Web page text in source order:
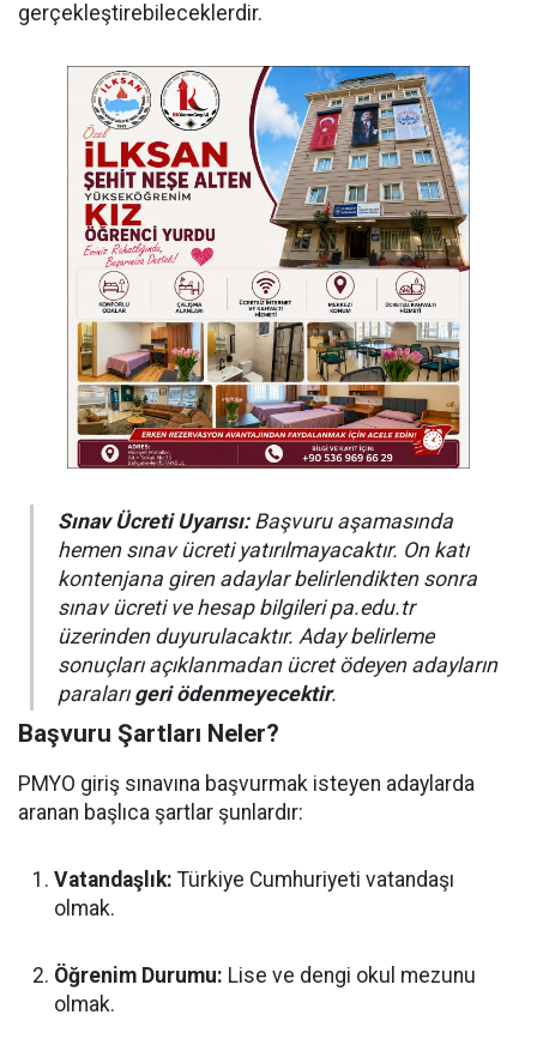
gerçekleştirebileceklerdir.
Sınav Ücreti Uyarısı:Başvuru aşamasında
hemen sınav ücreti yatırılmayacaktır. On katı
kontenjana giren adaylar belirlendikten sonra
sınav ücreti ve hesap bilgileri pa.edu.tr
üzerinden duyurulacaktır. Aday belirleme
sonuçları açıklanmadan ücret ödeyen adayların
paraları geri ödenmeyecektir.
Başvuru Şartları Neler?
PMYO giriş sınavına başvurmak isteyen adaylarda
aranan başlıca şartlar şunlardır:
Vatandaşlık: Türkiye Cumhuriyeti vatandaşı
olmak.
Öğrenim Durumu: Lise ve dengi okul mezunu
olmak.